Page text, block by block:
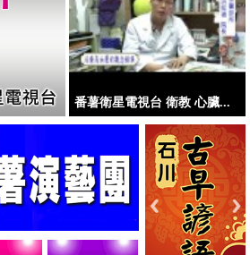
番薯衛星電視台 衛教 心臟...